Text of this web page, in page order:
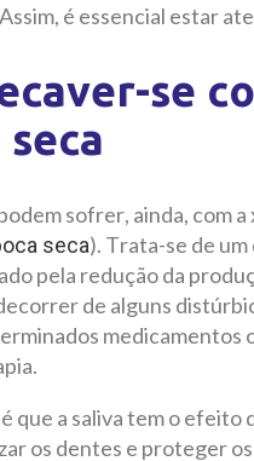
é essencial estar
se
sofrer, ainda, com
seca). Trata-se de
pela redução da
de alguns
medicamentos
que a saliva tem o efeito
os dentes e proteger